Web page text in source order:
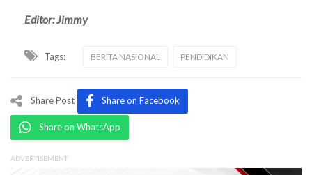
Editor: Jimmy
Tags: BERITA NASIONAL PENDIDIKAN
Share Post Share on Facebook
Share on WhatsApp
ADVERTISEMENT